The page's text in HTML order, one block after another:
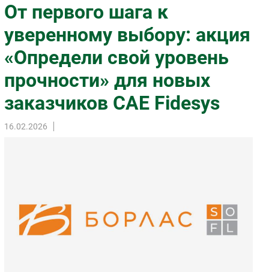
Импорто­замещение
Автоматизация Промышленности
Интернет
Мобильная связь
Фиксированная связь
Интеграция
Рынок ПК
Outsourcing
Кадры
Регулирование
От первого шага к
уверенному выбору: акция
«Определи свой уровень
прочности» для новых
заказчиков CAE Fidesys
16.02.2026